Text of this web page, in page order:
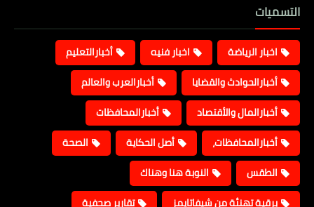
التسميات
اخبار الرياضة اخبار فنيه
أخبارالتعليم
أخبارالحوادث والقضايا
أخبارالعرب والعالم
أخبارالمال والأقتصاد
أخبارالمحافظات
أخبارالمحافظات،
أصل الحكاية
الصحة
الطقس
النوبة هنا وهناك
برقية تهنئة من شيفاتايمز
تقارير صحفية